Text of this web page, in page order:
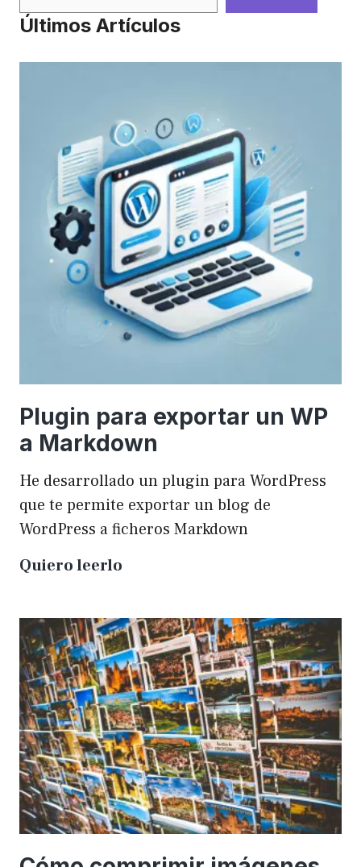
Últimos Artículos
Plugin para exportar un WP
a Markdown
He desarrollado un plugin para WordPress
que te permite exportar un blog de
WordPress a ficheros Markdown
Quiero leerlo
exportar
un
WP
a
Markdown